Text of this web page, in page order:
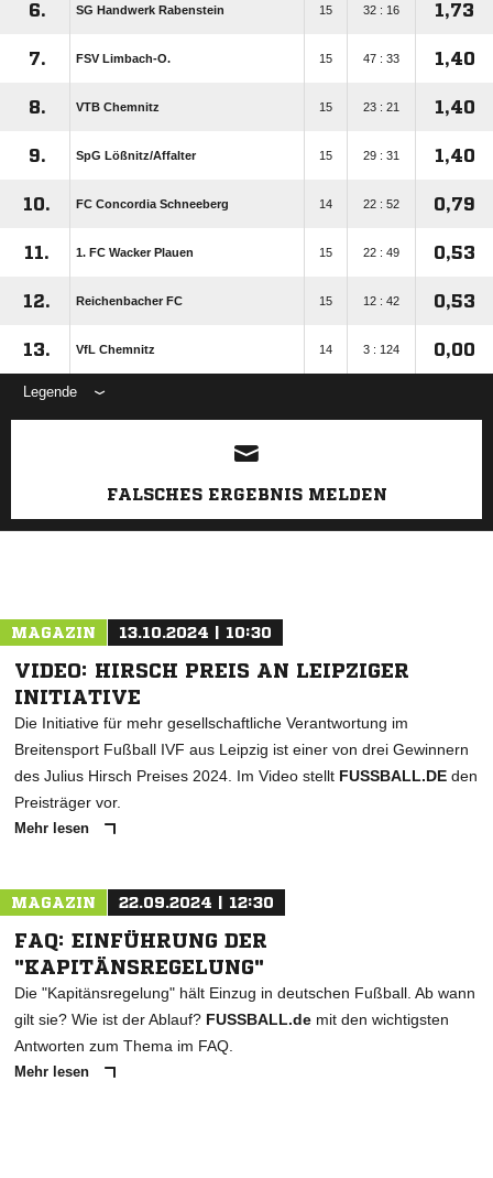
6. SG Handwerk Rabenstein 15 32 : 16 1,73
7. FSV Limbach-O. 15 47 : 33 1,40
8. VTB Chemnitz 15 23 : 21 1,40
9. SpG Lößnitz/​Affalter 15 29 : 31 1,40
10. FC Concordia Schneeberg 14 22 : 52 0,79
11. 1. FC Wacker Plauen 15 22 : 49 0,53
12. Reichenbacher FC 15 12 : 42 0,53
13. VfL Chemnitz 14 3 : 124 0,00
Legende
ANZEIGE
FALSCHES ERGEBNIS MELDEN
MAGAZIN 13.10.2024 | 10:30
VIDEO: HIRSCH PREIS AN LEIPZIGER
INITIATIVE
Die Initiative für mehr gesellschaftliche Verantwortung im
Breitensport Fußball IVF aus Leipzig ist einer von drei Gewinnern
des Julius Hirsch Preises 2024. Im Video stellt FUSSBALL.DE den
Preisträger vor.
Mehr lesen
MAGAZIN 22.09.2024 | 12:30
FAQ: EINFÜHRUNG DER
"KAPITÄNSREGELUNG"
Die "Kapitänsregelung" hält Einzug in deutschen Fußball. Ab wann
gilt sie? Wie ist der Ablauf? FUSSBALL.de mit den wichtigsten
Antworten zum Thema im FAQ.
Mehr lesen